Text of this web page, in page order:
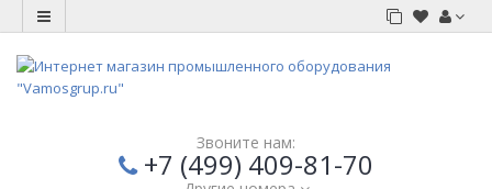
Звоните нам:
+7 (499) 409-81-70